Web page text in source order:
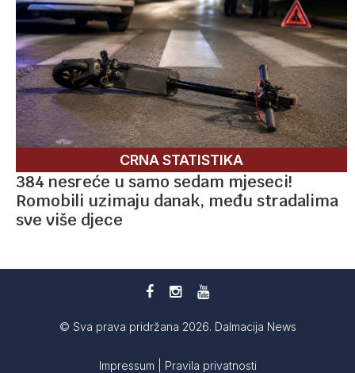
CRNA STATISTIKA
384 nesreće u samo sedam mjeseci!
Romobili uzimaju danak, među stradalima
sve više djece
© Sva prava pridržana 2026. Dalmacija News
Impressum Pravila privatnosti